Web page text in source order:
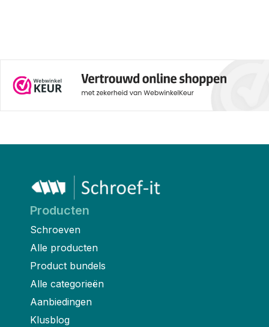
Producten
Schroeven
Alle producten
Product bundels
Alle categorieën
Aanbiedingen
Klusblog